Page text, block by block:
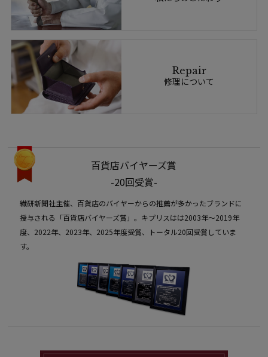
Repair
修理について
百貨店バイヤーズ賞
-20回受賞-
繊研新聞社主催、百貨店のバイヤーからの推薦が多かったブランドに
授与される「百貨店バイヤーズ賞」。キプリスはは2003年〜2019年
度、2022年、2023年、2025年度受賞、トータル20回受賞していま
す。